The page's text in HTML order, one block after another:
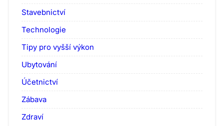
Stavebnictví
Technologie
Tipy pro vyšší výkon
Ubytování
Účetnictví
Zábava
Zdraví